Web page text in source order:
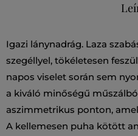
Igazi lánynadrág. Laza
szegéllyel, tökéletesen
napos viselet során sem
a kiváló minőségű
aszimmetrikus ponton,
A kellemesen puha kötött